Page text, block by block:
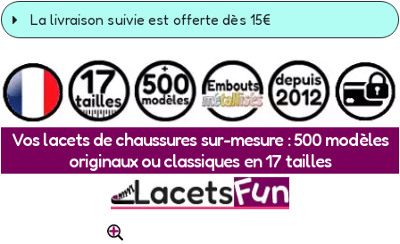
La livraison suivie est offerte dès 15€
Vos lacets de chaussures sur-mesure : 500 modèles
originaux ou classiques en 17 tailles